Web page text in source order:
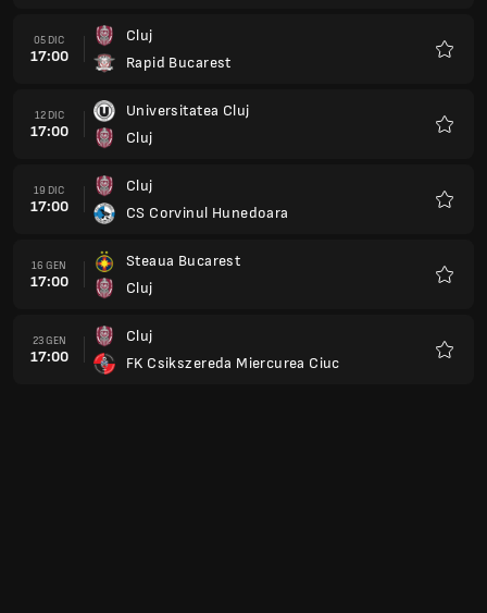
05 DIC
17:00
Cluj
Rapid Bucarest
12 DIC
17:00
Universitatea Cluj
Cluj
19 DIC
17:00
Cluj
CS Corvinul Hunedoara
16 GEN
17:00
Steaua Bucarest
Cluj
23 GEN
17:00
Cluj
FK Csikszereda Miercurea Ciuc